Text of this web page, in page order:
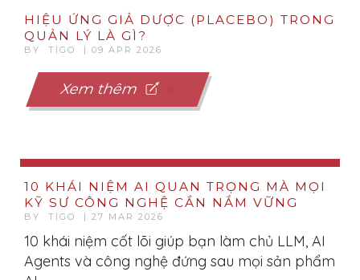
HIỆU ỨNG GIẢ DƯỢC (PLACEBO) TRONG
QUẢN LÝ LÀ GÌ?
BY TIGO | 09 APR 2026
Xem thêm
10 KHÁI NIỆM AI QUAN TRỌNG MÀ MỌI
KỸ SƯ CÔNG NGHỆ CẦN NẮM VỮNG
BY TIGO | 27 MAR 2026
10 khái niệm cốt lõi giúp bạn làm chủ LLM, AI
Agents và công nghệ đứng sau mọi sản phẩm